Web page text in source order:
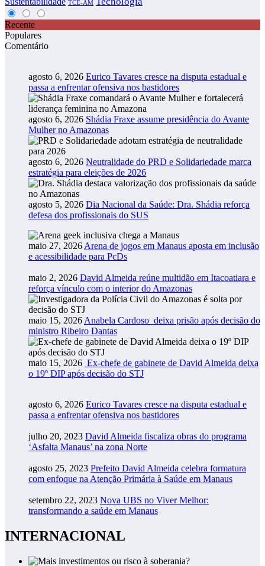
TCE-AM
Recente
Populares
Comentário
agosto 6, 2026 Eurico Tavares cresce na disputa estadual e
passa a enfrentar ofensiva nos bastidores
agosto 6, 2026 Shádia Fraxe assume presidência do Avante
Mulher no Amazonas
agosto 6, 2026 Neutralidade do PRD e Solidariedade marca
estratégia para eleições de 2026
agosto 5, 2026 Dia Nacional da Saúde: Dra. Shádia reforça
defesa dos profissionais do SUS
maio 27, 2026 Arena de jogos em Manaus aposta em inclusão
e acessibilidade para PcDs
maio 2, 2026 David Almeida reúne multidão em Itacoatiara e
reforça vínculo com o interior do Amazonas
maio 15, 2026 Anabela Cardoso deixa prisão após decisão do
ministro Ribeiro Dantas
maio 15, 2026 Ex-chefe de gabinete de David Almeida deixa
o 19º DIP após decisão do STJ
agosto 6, 2026 Eurico Tavares cresce na disputa estadual e
passa a enfrentar ofensiva nos bastidores
julho 20, 2023 David Almeida fiscaliza obras do programa
‘Asfalta Manaus’ na zona Norte
agosto 25, 2023 Prefeito David Almeida celebra formatura
com enfoque na Atenção Primária à Saúde em Manaus
setembro 22, 2023 Nova UBS no Viver Melhor:
transformando a saúde em Manaus
INTERNACIONAL